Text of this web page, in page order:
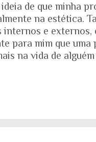
de que minha
na estética.
e externos,
para mim que uma
na vida de
já não